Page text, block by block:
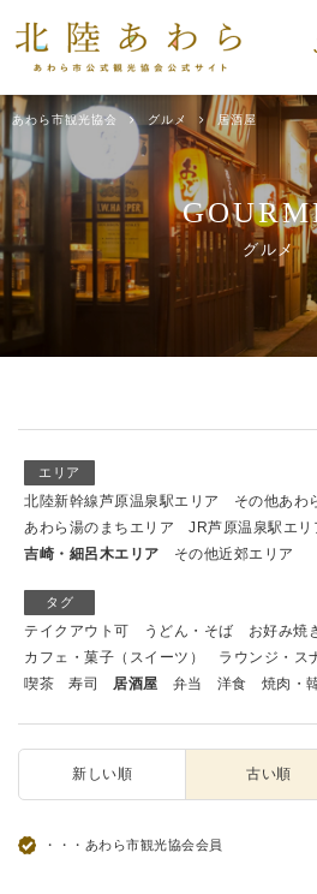
あわら市観光協会 グルメ 居酒屋
グルメ
エリア
北陸新幹線芦原温泉駅エリア
その他あわ
あわら湯のまちエリア
JR芦原温泉駅エリ
吉崎・細呂木エリア
その他近郊エリア
タグ
テイクアウト可 うどん・そば
お好み焼
カフェ・菓子（スイーツ）
ラウンジ・ス
喫茶
寿司 居酒屋 弁当 洋食 焼肉・
新しい順 古い順
・・・あわら市観光協会会員